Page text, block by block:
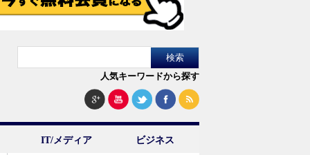
人気キーワードから探す
IT/メディア ビジネス